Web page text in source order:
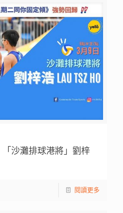
沙灘排球港將」劉梓
閱讀更多